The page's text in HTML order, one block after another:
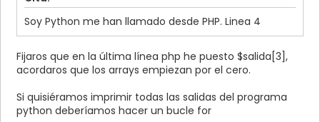
Soy Python me han llamado desde PHP. Linea 4
Fijaros que en la última línea php he puesto $salida[3],
acordaros que los arrays empiezan por el cero.
Si quisiéramos imprimir todas las salidas del programa
python deberíamos hacer un bucle for